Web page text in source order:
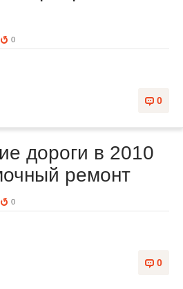
0
0
дороги в 2010
ремонт
0
0